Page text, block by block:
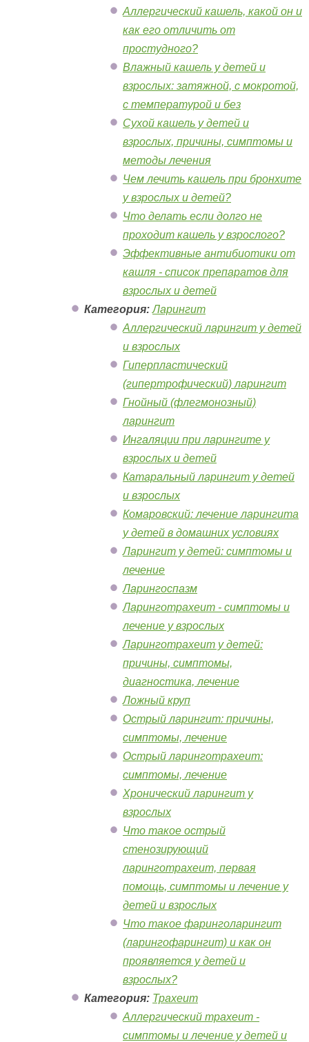
Аллергический кашель, какой он и
как его отличить от
простудного?
Влажный кашель у детей и
взрослых: затяжной, с мокротой,
с температурой и без
Сухой кашель у детей и
взрослых, причины, симптомы и
методы лечения
Чем лечить кашель при бронхите
у взрослых и детей?
Что делать если долго не
проходит кашель у взрослого?
Эффективные антибиотики от
кашля - список препаратов для
взрослых и детей
Категория: Ларингит
Аллергический ларингит у детей
и взрослых
Гиперпластический
(гипертрофический) ларингит
Гнойный (флегмонозный)
ларингит
Ингаляции при ларингите у
взрослых и детей
Катаральный ларингит у детей
и взрослых
Комаровский: лечение ларингита
у детей в домашних условиях
Ларингит у детей: симптомы и
лечение
Ларингоспазм
Ларинготрахеит - симптомы и
лечение у взрослых
Ларинготрахеит у детей:
причины, симптомы,
диагностика, лечение
Ложный круп
Острый ларингит: причины,
симптомы, лечение
Острый ларинготрахеит:
симптомы, лечение
Хронический ларингит у
взрослых
Что такое острый
стенозирующий
ларинготрахеит, первая
помощь, симптомы и лечение у
детей и взрослых
Что такое фаринголарингит
(ларингофарингит) и как он
проявляется у детей и
взрослых?
Категория: Трахеит
Аллергический трахеит -
симптомы и лечение у детей и